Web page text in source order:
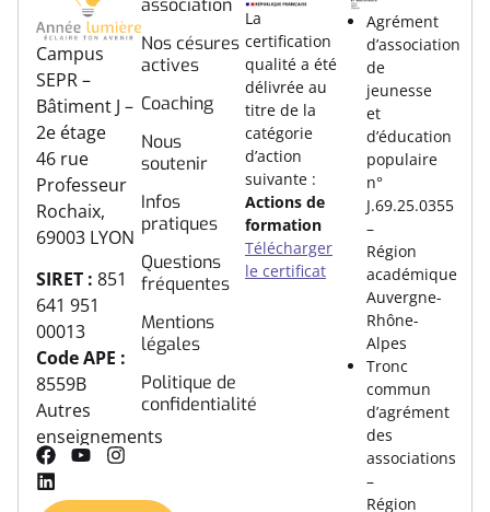
Campus
SEPR –
Bâtiment J –
2e étage
46 rue
Professeur
Rochaix,
69003 LYON
SIRET : 851
641 951
00013
Code APE :
8559B
Autres
enseignements
association
Nos césures
actives
Coaching
Nous
soutenir
Infos
pratiques
Questions
fréquentes
Mentions
légales
Politique de
confidentialité
La
certification
qualité a été
délivrée au
titre de la
catégorie
d’action
suivante :
Actions de
formation
Télécharger
le certificat
Agrément
d’association
de
jeunesse
et
d’éducation
populaire
n°
J.69.25.0355
–
Région
académique
Auvergne-
Rhône-
Alpes
Tronc
commun
d’agrément
des
associations
–
Région